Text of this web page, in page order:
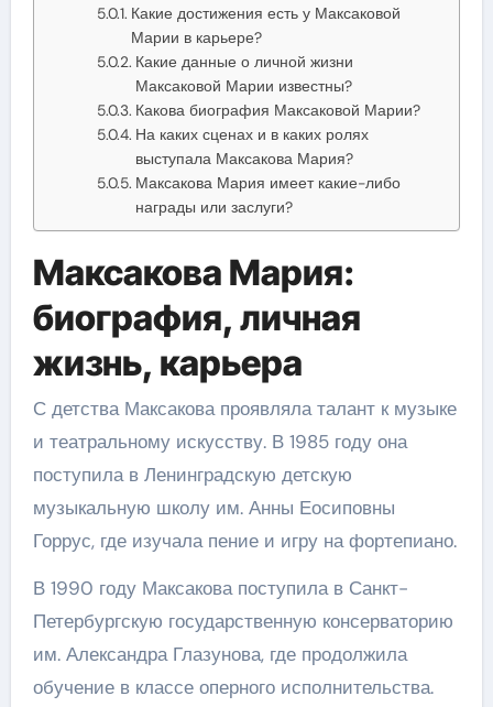
Какие достижения есть у Максаковой
Марии в карьере?
Какие данные о личной жизни
Максаковой Марии известны?
Какова биография Максаковой Марии?
На каких сценах и в каких ролях
выступала Максакова Мария?
Максакова Мария имеет какие-либо
награды или заслуги?
Максакова Мария:
биография, личная
жизнь, карьера
С детства Максакова проявляла талант к музыке
и театральному искусству. В 1985 году она
поступила в Ленинградскую детскую
музыкальную школу им. Анны Еосиповны
Горрус, где изучала пение и игру на фортепиано.
В 1990 году Максакова поступила в Санкт-
Петербургскую государственную консерваторию
им. Александра Глазунова, где продолжила
обучение в классе оперного исполнительства.